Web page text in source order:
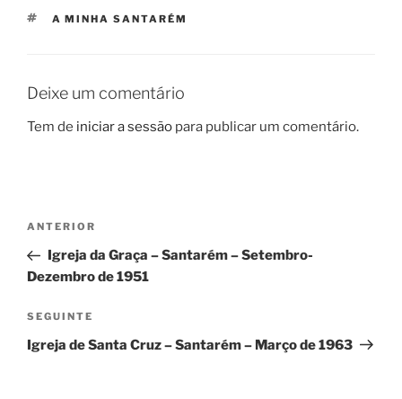
ETIQUETAS
A MINHA SANTARÉM
Deixe um comentário
Tem de iniciar a sessão para publicar um comentário.
Navegação
artigos
Conteúdo
anterior
ANTERIOR
Igreja da Graça – Santarém – Setembro-
Dezembro de 1951
Conteúdo
seguinte
SEGUINTE
Igreja de Santa Cruz – Santarém – Março de 1963